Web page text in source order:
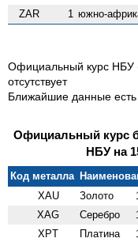
ZAR 1 южно-
Официальный курс НБУ
отсутствует
Ближайшие данные есть
Официальный курс
НБУ на
Код металла
XAU
Золото 1
XAG Серебро 1
XPT Платина 1